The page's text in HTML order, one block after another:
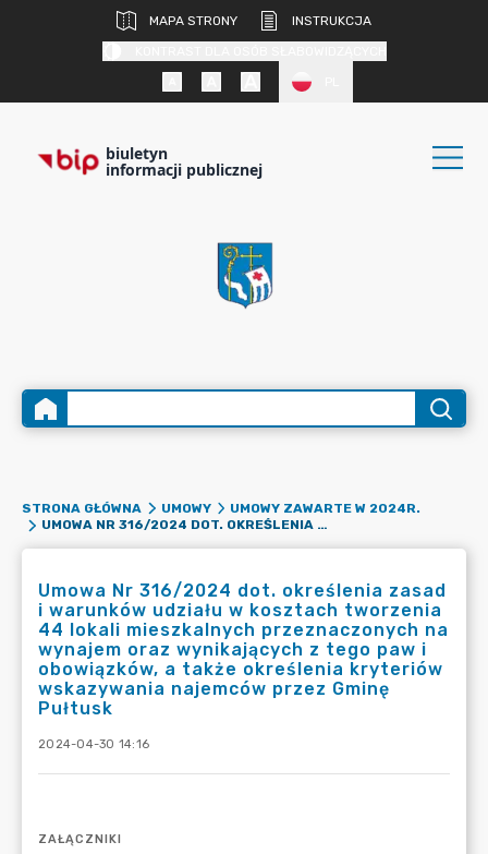
MAPA STRONY
INSTRUKCJA
biuletyn
informacji publicznej
STRONA GŁÓWNA UMOWY
UMOWY ZAWARTE W 2024R.
UMOWA NR 316/2024 DOT. OKREŚLENIA ZASAD I WARUNKÓW UDZIAŁU W KOSZTACH TWORZENIA 44 LOKALI MIESZKALNYCH PRZEZNACZONYCH NA WYNAJEM ORAZ WYNIKAJĄCYCH Z TEGO PAW I OBOWIĄZKÓW, A TAKŻE OKREŚLENIA KRYTERIÓW WSKAZYWANIA NAJEMCÓW PRZEZ GMINĘ PUŁTUSK
Umowa Nr 316/2024 dot. określenia zasad
i warunków udziału w kosztach tworzenia
44 lokali mieszkalnych przeznaczonych na
wynajem oraz wynikających z tego paw i
obowiązków, a także określenia kryteriów
wskazywania najemców przez Gminę
Pułtusk
2024-04-30 14:16
ZAŁĄCZNIKI